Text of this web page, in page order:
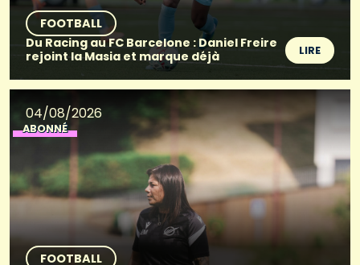
FOOTBALL
Du Racing au FC Barcelone : Daniel Freire
rejoint la Masia et marque déjà
LIRE
04/08/2026
ABONNÉ
FOOTBALL